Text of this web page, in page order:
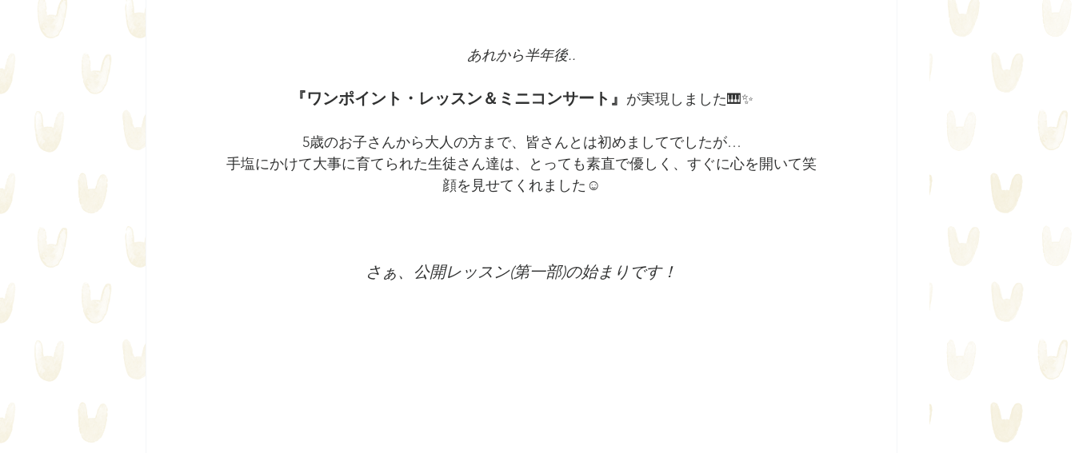
あれから半年後..
『ワンポイント・レッスン＆ミニコンサート』 が実現しました🎹✨
5歳のお子さんから大人の方まで、皆さんとは初めましてでしたが…
手塩にかけて大事に育てられた生徒さん達は、とっても素直で優しく、すぐに心を開いて笑
顔を見せてくれました☺️
さぁ、公開レッスン(第一部)の始まりです！